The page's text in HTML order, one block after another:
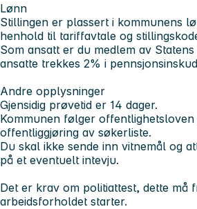
Lønn
Stillingen er plassert i kommunens
henhold til tariffavtale og
Som ansatt er du medlem av
ansatte trekkes 2% i
Andre opplysninger
Gjensidig prøvetid er 14 dager.
Kommunen følger
offentliggjøring av søkerliste.
Du skal ikke sende inn vitnemål og
på et eventuelt intevju.
Det er krav om politiattest, dette må
arbeidsforholdet starter.